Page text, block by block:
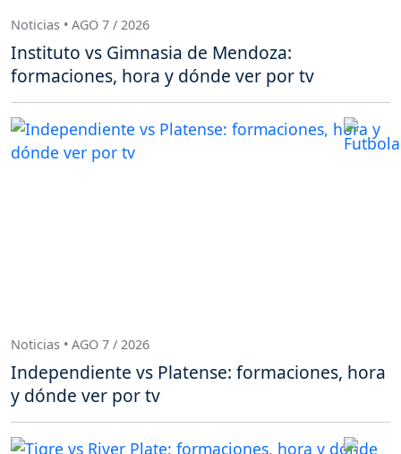
Noticias • AGO 7 / 2026
Instituto vs Gimnasia de Mendoza:
formaciones, hora y dónde ver por tv
Noticias • AGO 7 / 2026
Independiente vs Platense: formaciones, hora
y dónde ver por tv